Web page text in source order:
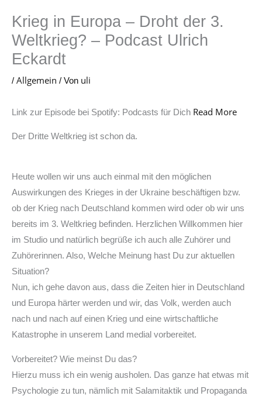
Krieg in Europa – Droht der 3.
Weltkrieg? – Podcast Ulrich
Eckardt
/ Allgemein / Von uli
Link zur Episode bei Spotify: Podcasts für Dich Read More
Der Dritte Weltkrieg ist schon da.
Heute wollen wir uns auch einmal mit den möglichen
Auswirkungen des Krieges in der Ukraine beschäftigen bzw.
ob der Krieg nach Deutschland kommen wird oder ob wir uns
bereits im 3. Weltkrieg befinden. Herzlichen Willkommen hier
im Studio und natürlich begrüße ich auch alle Zuhörer und
Zuhörerinnen. Also, Welche Meinung hast Du zur aktuellen
Situation?
Nun, ich gehe davon aus, dass die Zeiten hier in Deutschland
und Europa härter werden und wir, das Volk, werden auch
nach und nach auf einen Krieg und eine wirtschaftliche
Katastrophe in unserem Land medial vorbereitet.
Vorbereitet? Wie meinst Du das?
Hierzu muss ich ein wenig ausholen. Das ganze hat etwas mit
Psychologie zu tun, nämlich mit Salamitaktik und Propaganda